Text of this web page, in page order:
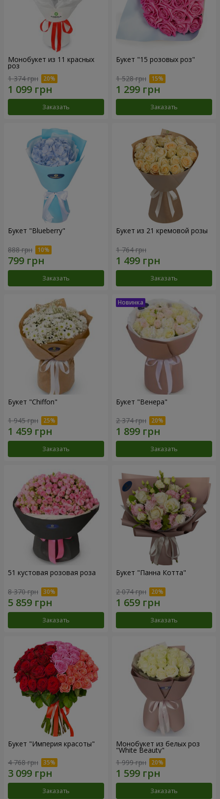
Монобукет из 11 красных
роз
1 374 грн
Заказать
Букет "15 розовых роз"
1 528 грн
Заказать
Букет "Blueberry"
888 грн
Заказать
Букет из 21 кремовой розы
1 764 грн
Заказать
Букет "Chiffon"
1 945 грн
Заказать
Букет "Венера"
2 374 грн
Заказать
51 кустовая розовая роза
8 370 грн
Заказать
Букет "Панна Котта"
2 074 грн
Заказать
Букет "Империя красоты"
4 768 грн
Заказать
Монобукет из белых роз
"White Beauty"
1 999 грн
Заказать